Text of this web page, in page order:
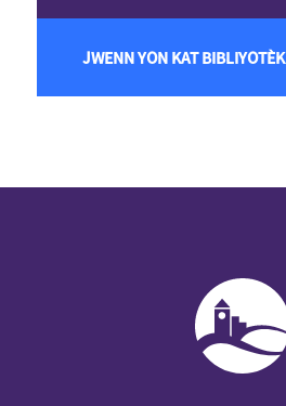
JWENN YON KAT BIBLIYOTÈK